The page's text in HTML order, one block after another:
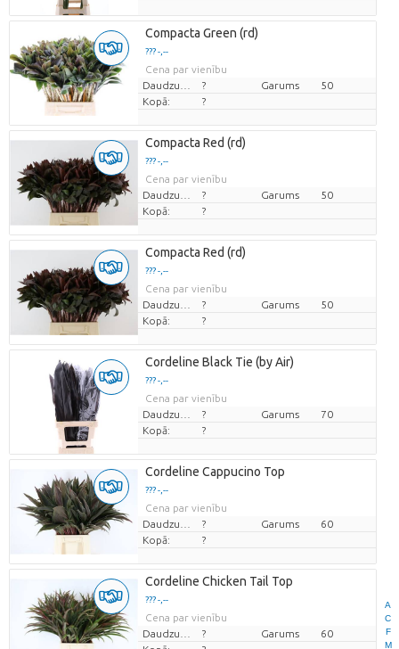
A
C
F
M
Compacta Green (rd)
??? -,--
Cena par vienību
? Garums
50
Kopā:
?
Compacta Red (rd)
??? -,--
Cena par vienību
? Garums
50
Kopā:
?
Compacta Red (rd)
??? -,--
Cena par vienību
? Garums
50
Kopā:
?
Cordeline Black Tie (by Air)
??? -,--
Cena par vienību
? Garums
70
Kopā:
?
Cordeline Cappucino Top
??? -,--
Cena par vienību
? Garums
60
Kopā:
?
Cordeline Chicken Tail Top
??? -,--
Cena par vienību
? Garums
60